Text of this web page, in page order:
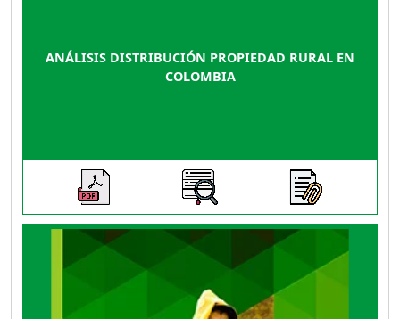
ANÁLISIS DISTRIBUCIÓN PROPIEDAD RURAL EN
COLOMBIA
El documento contiene las bases conceptuales
del proceso de regularización de la propiedad
rural en Colombia presentando su importancia
en el desarrollo del sector agropecuario, dado